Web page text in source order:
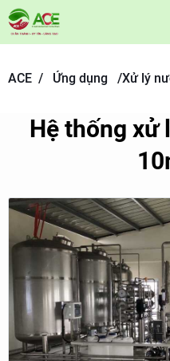
ACE / Ứng dụng /Xử lý
Hệ thống xử